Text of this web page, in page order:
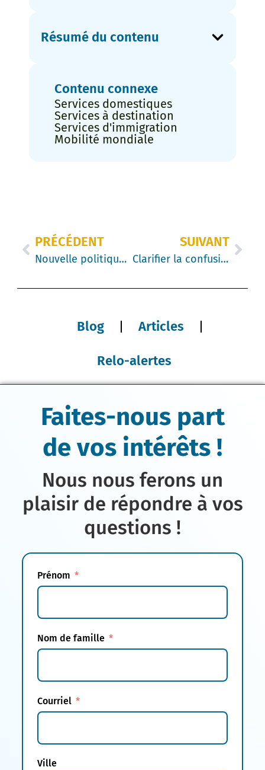
Résumé du contenu
Contenu connexe
Services domestiques
Services à destination
Services d'immigration
Mobilité mondiale
PRÉCÉDENT
Nouvelle politique temporaire pour les permis de travail ouverts
SUIVANT
Clarifier la confusion en matière d’immigration au Canada
Blog Articles
Relo-alertes
Faites-nous part
de vos intérêts !
Nous nous ferons un
plaisir de répondre à vos
questions !
Prénom
Nom de famille
Courriel
Ville